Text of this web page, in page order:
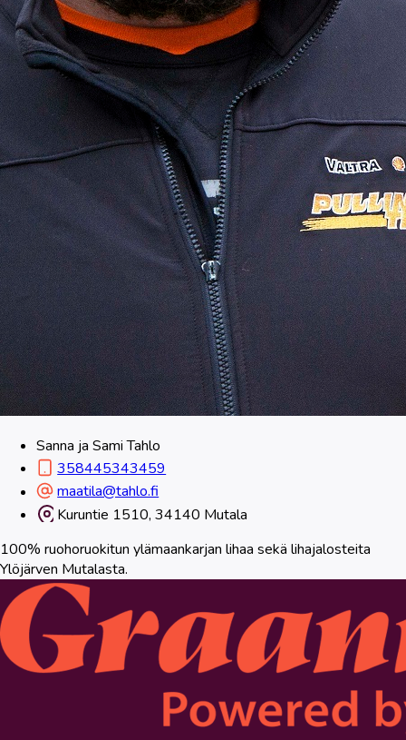
Sanna ja Sami Tahlo
358445343459
maatila@tahlo.fi
Kuruntie 1510, 34140 Mutala
100% ruohoruokitun ylämaankarjan lihaa sekä lihajalosteita
Ylöjärven Mutalasta.